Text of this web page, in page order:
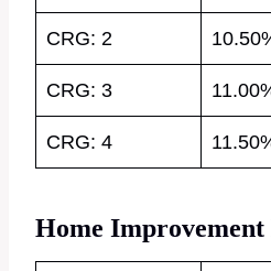
CRG: 2
CRG: 3
CRG: 4
Home Improvement